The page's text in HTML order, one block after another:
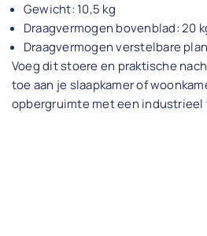
Gewicht: 10,5 kg
Draagvermogen bovenblad: 20
Draagvermogen verstelbare
Voeg dit stoere en praktische
toe aan je slaapkamer of
opbergruimte met een